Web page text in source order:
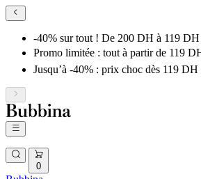
-40% sur tout ! De 200 DH à 119 DH
Promo limitée : tout à partir de 119
Jusqu’à -40% : prix choc dès 119 DH
0